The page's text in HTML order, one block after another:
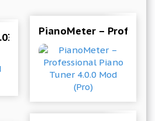
Mod (VIP)
PianoMeter –